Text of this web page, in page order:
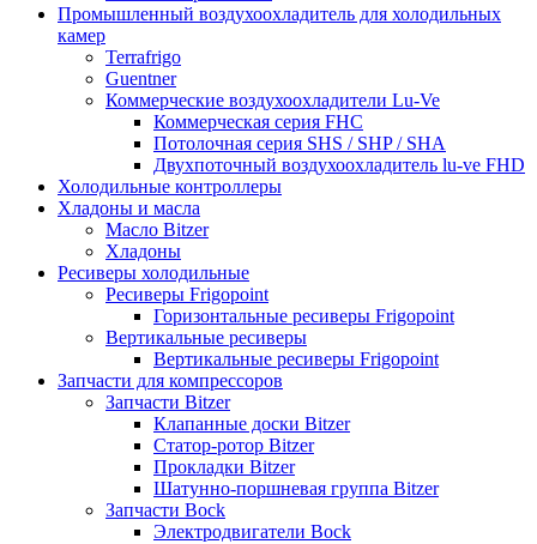
Промышленный воздухоохладитель для холодильных
камер
Terrafrigo
Guentner
Коммерческие воздухоохладители Lu-Ve
Коммерческая серия FHC
Потолочная серия SHS / SHP / SHA
Двухпоточный воздухоохладитель lu-ve FHD
Холодильные контроллеры
Хладоны и масла
Масло Bitzer
Хладоны
Ресиверы холодильные
Ресиверы Frigopoint
Горизонтальные ресиверы Frigopoint
Вертикальные ресиверы
Вертикальные ресиверы Frigopoint
Запчасти для компрессоров
Запчасти Bitzer
Клапанные доски Bitzer
Статор-ротор Bitzer
Прокладки Bitzer
Шатунно-поршневая группа Bitzer
Запчасти Bock
Электродвигатели Bock